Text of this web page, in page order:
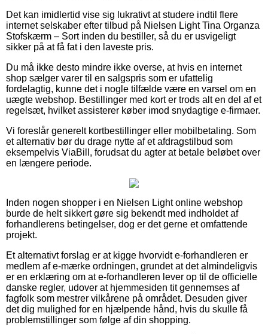
Det kan imidlertid vise sig lukrativt at studere indtil flere
internet selskaber efter tilbud på Nielsen Light Tina Organza
Stofskærm – Sort inden du bestiller, så du er usvigeligt
sikker på at få fat i den laveste pris.
Du må ikke desto mindre ikke overse, at hvis en internet
shop sælger varer til en salgspris som er ufattelig
fordelagtig, kunne det i nogle tilfælde være en varsel om en
uægte webshop. Bestillinger med kort er trods alt en del af et
regelsæt, hvilket assisterer køber imod snydagtige e-firmaer.
Vi foreslår generelt kortbestillinger eller mobilbetaling. Som
et alternativ bør du drage nytte af et afdragstilbud som
eksempelvis ViaBill, forudsat du agter at betale beløbet over
en længere periode.
Inden nogen shopper i en Nielsen Light online webshop
burde de helt sikkert gøre sig bekendt med indholdet af
forhandlerens betingelser, dog er det gerne et omfattende
projekt.
Et alternativt forslag er at kigge hvorvidt e-forhandleren er
medlem af e-mærke ordningen, grundet at det almindeligvis
er en erklæring om at e-forhandleren lever op til de officielle
danske regler, udover at hjemmesiden tit gennemses af
fagfolk som mestrer vilkårene på området. Desuden giver
det dig mulighed for en hjælpende hånd, hvis du skulle få
problemstillinger som følge af din shopping.